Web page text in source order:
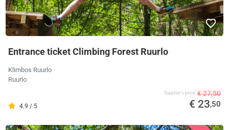
Entrance ticket Climbing Forest Ruurlo
Klimbos Ruurlo
Ruurlo
4.9 / 5
Supplier's price € 27,50
€ 23,50